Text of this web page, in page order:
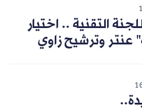
التقنية .. اختيار
عنتر وترشيح زاوي